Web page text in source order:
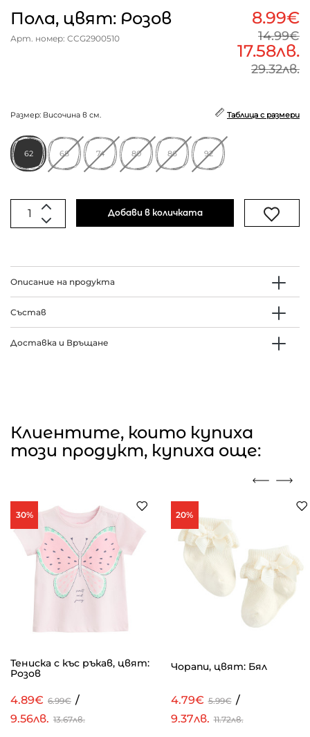
Пола, цвят: Розов
Арт. номер: CCG2900510
8.99€
14.99€
17.58лв.
29.32лв.
Размер: Височина в см. Таблица с размери
62 68 74 80 86 92
Добави в количката
Описание на продукта
Състав
Доставка и Връщане
Клиентите, които купиха
този продукт, купиха още:
30%
Тениска с къс ръкав, цвят:
Розов
4.89€ 6.99€ /
9.56лв. 13.67лв.
20%
Чорапи, цвят: Бял
4.79€ 5.99€ /
9.37лв. 11.72лв.